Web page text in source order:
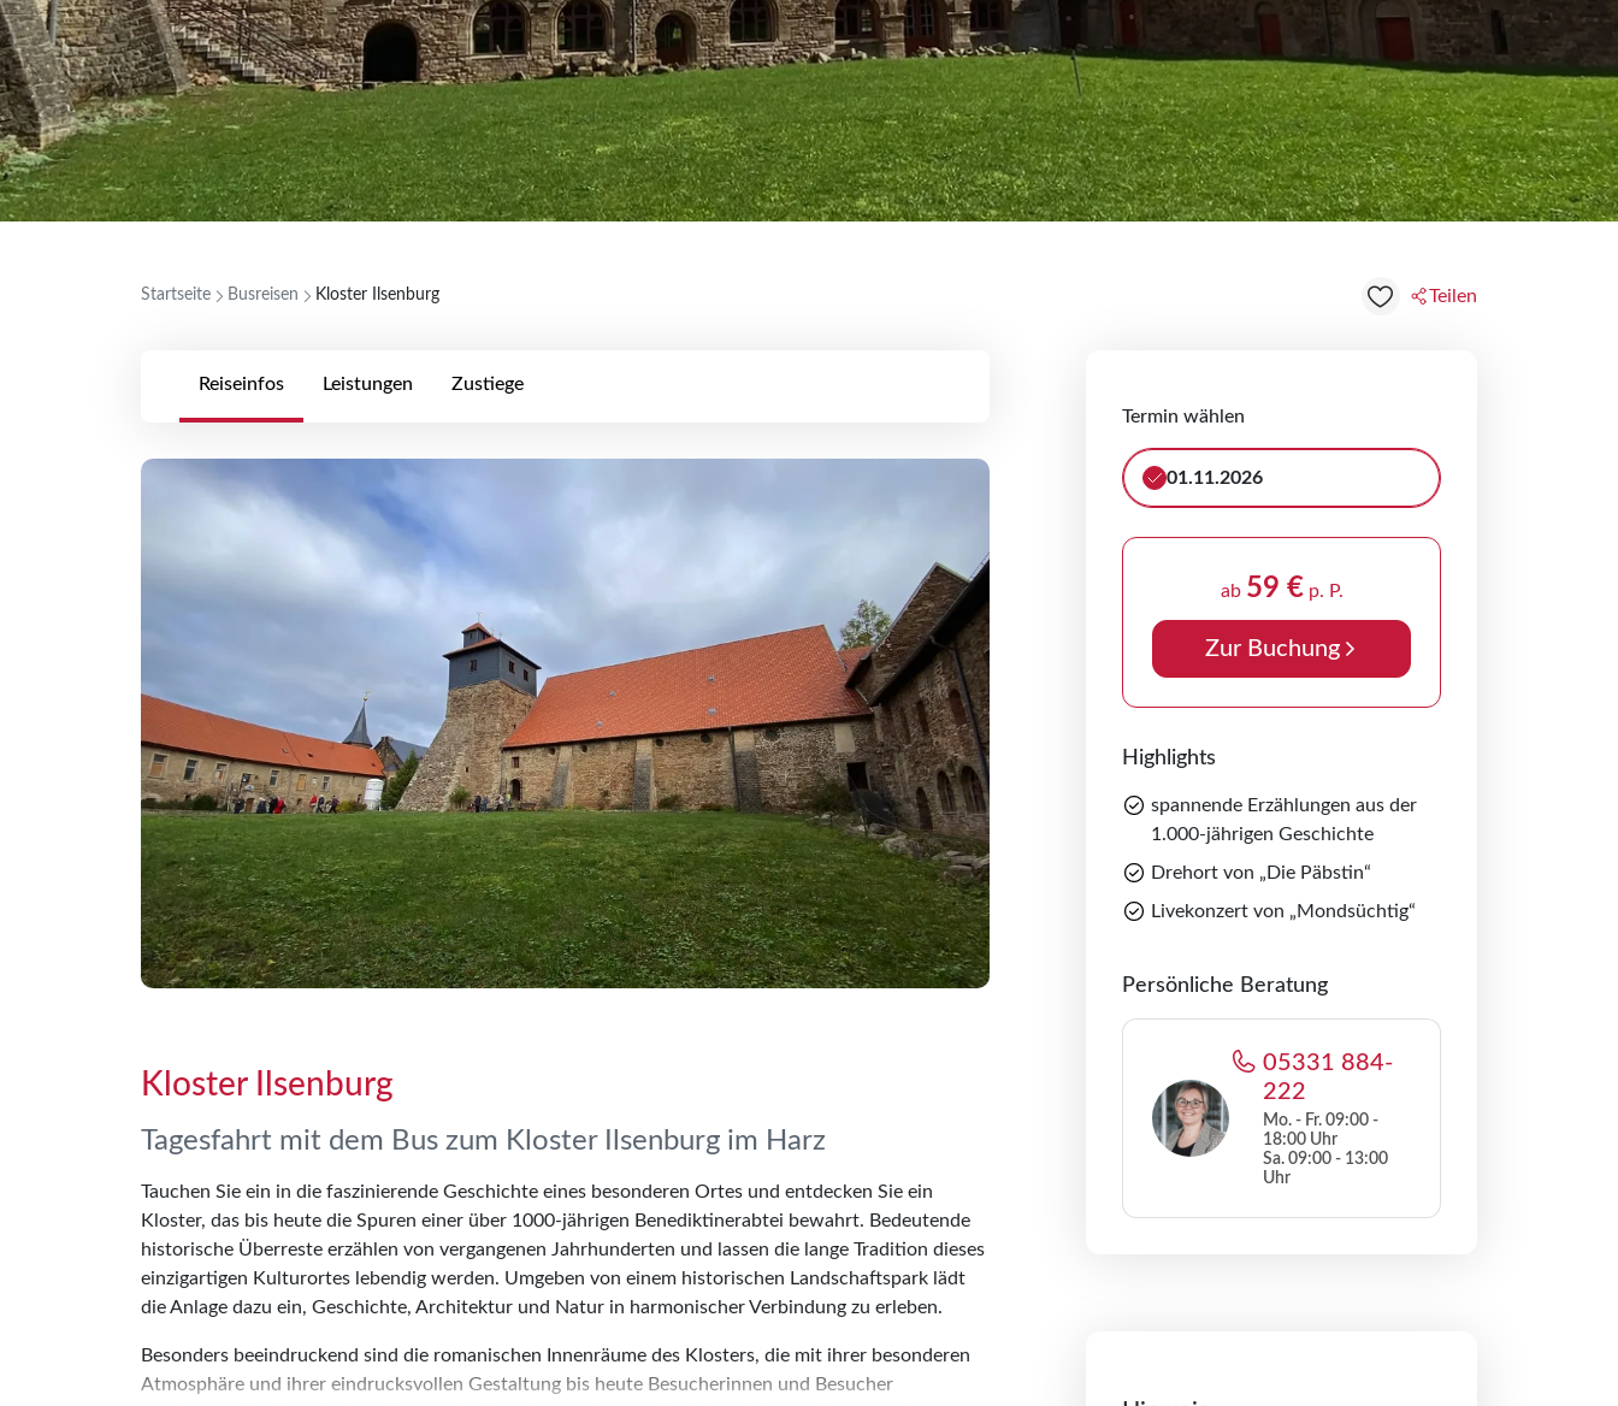
Startseite Busreisen Kloster Ilsenburg Teilen
Reiseinfos Leistungen Zustiege
Kloster Ilsenburg
Tagesfahrt mit dem Bus zum Kloster Ilsenburg im Harz
Tauchen Sie ein in die faszinierende Geschichte eines besonderen Ortes und entdecken Sie ein
Kloster, das bis heute die Spuren einer über 1000-jährigen Benediktinerabtei bewahrt. Bedeutende
historische Überreste erzählen von vergangenen Jahrhunderten und lassen die lange Tradition dieses
einzigartigen Kulturortes lebendig werden. Umgeben von einem historischen Landschaftspark lädt
die Anlage dazu ein, Geschichte, Architektur und Natur in harmonischer Verbindung zu erleben.
Besonders beeindruckend sind die romanischen Innenräume des Klosters, die mit ihrer besonderen
Atmosphäre und ihrer eindrucksvollen Gestaltung bis heute Besucherinnen und Besucher
Termin wählen
01.11.2026
ab 59 €p. P.
Zur Buchung
Highlights
spannende Erzählungen aus der
1.000-jährigen Geschichte
Drehort von „Die Päbstin“
Livekonzert von „Mondsüchtig“
Persönliche Beratung
05331 884-
222
Mo. - Fr. 09:00 -
18:00 Uhr
Sa. 09:00 - 13:00
Uhr